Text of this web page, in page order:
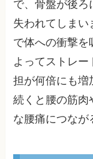
で、骨盤が後ろ
失われてしまい
で体への衝撃を
よってストレー
担が何倍にも増
続くと腰の筋肉
な腰痛につなが